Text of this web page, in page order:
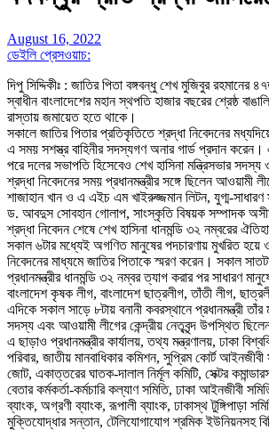
August 16, 2022
ডেইলি প্রেসওয়াচ:
দিপু সিদ্দিকীঃ : জাতির পিতা বঙ্গবন্ধু শেখ মুজিবুর রহমানের
স্বাধীন বাংলাদেশের মহান স্থপতি হাজার বছরের শ্রেষ্ঠ
রাস্তায় জমায়েত হতে থাকে।
সকালে জাতির পিতার প্রতিকৃতিতে শ্রদ্ধা নিবেদনের
এ সময় সশস্ত্র বাহিনীর সদস্যগণ অনার গার্ড প্রদান
পরে দলের সভাপতি হিসেবেও শেখ হাসিনা মন্ত্রিসভার
শ্রদ্ধা নিবেদনের সময় প্রধানমন্ত্রীর সঙ্গে ছিলেন
শাজাহান খান ও এ এইচ এম খাইরুজ্জমান লিটন, যুগ্ম-
ড. আবদুস সোবহান গোলাপ, সাংস্কৃতি বিষয়ক সম্পাদক
শ্রদ্ধা নিবেদন শেষে শেখ হাসিনা ধানমন্ডি ৩২ নম্বরের
সকাল ৬টার মধ্যেই অগণিত মানুষের পদচারণায় মুখরিত
নিবেদনের মাধ্যমে জাতির পিতাকে স্মরণ করেন। সকাল
প্রধানমন্ত্রীর ধানমন্ডি ৩২ নম্বর ত্যাগ করার পর সাধারণ
বাংলাদেশ কৃষক লীগ, বাংলাদেশ ছাত্রলীগ, তাঁতী লীগ,
এদিকে সকাল সাড়ে ৮টায় বনানী কবরস্থানে প্রধানমন্ত্রী
সদস্য এবং আওয়ামী লীগের কেন্দ্রীয় নেতৃবৃন্দ উপস্থিত
এ ছাড়াও প্রধানমন্ত্রীর কার্যালয়, তথ্য মন্ত্রণালয়, ঢাকা
পরিবার, জাতীয় মানবাধিকার কমিশন, সুপ্রিম কোর্ট
জোট, একাত্তরের ঘাতক-দালাল নির্মূল কমিটি, সেক্টর
বেতার কর্মকর্তা-কর্মচারি কল্যাণ সমিতি, ঢাকা আইনজীবী
ব্যাংক, অগ্রণী ব্যাংক, রূপালী ব্যাংক, ঢাকাস্থ টুঙ্গিপাড়া
মুক্তিযোদ্ধার সন্তান, টেলিযোগাযোগ শ্রমিক ইউনিয়নসহ